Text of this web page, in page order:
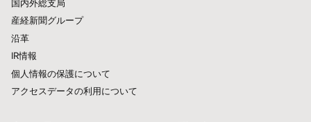
国内外総支局
産経新聞グループ
沿革
IR情報
個人情報の保護について
アクセスデータの利用について